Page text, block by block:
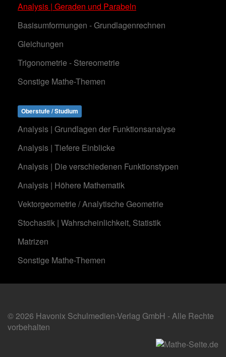
Analysis | Geraden und Parabeln
Basisumformungen - Grundlagenrechnen
Gleichungen
Trigonometrie - Stereometrie
Sonstige Mathe-Themen
Oberstufe / Studium
Analysis | Grundlagen der Funktionsanalyse
Analysis | Tiefere Einblicke
Analysis | Die verschiedenen Funktionstypen
Analysis | Höhere Mathematik
Vektorgeometrie / Analytische Geometrie
Stochastik | Wahrscheinlichkeit, Statistik
Matrizen
Sonstige Mathe-Themen
© 2026 Havonix Schulmedien-Verlag GmbH - Alle Rechte
vorbehalten